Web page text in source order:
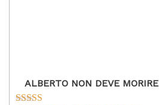
ALBERTO NON DEVE MORIRE